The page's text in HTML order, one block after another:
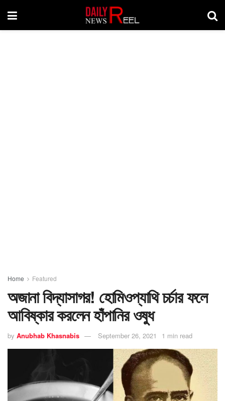
Home Featured
অজানা বিদ্যাসাগর! হোমিওপ্যাথি চর্চার ফলে
আবিষ্কার করলেন হাঁপানির ওষুধ
by Anubhab Khasnabis September 26, 2021 1 min read